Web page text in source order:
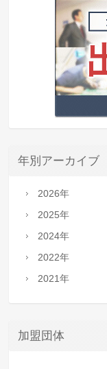
年別アーカイブ
2026年
2025年
2024年
2022年
2021年
加盟団体